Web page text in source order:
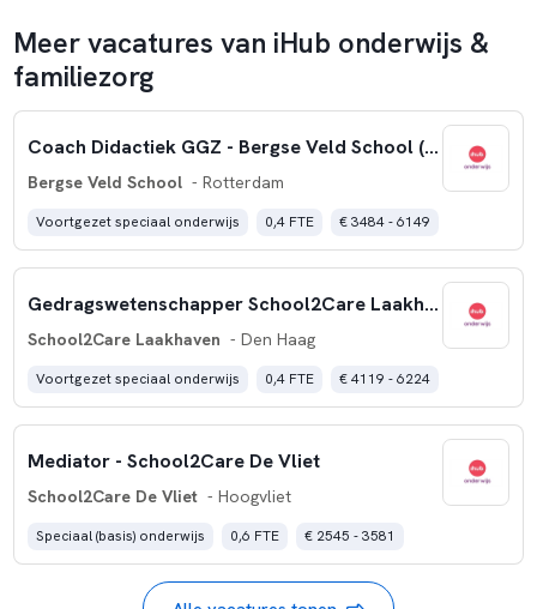
Meer vacatures van iHub onderwijs &
familiezorg
Coach Didactiek GGZ - Bergse Veld School (16 uur)
Bergse Veld School - Rotterdam
Voortgezet speciaal onderwijs 0,4 FTE € 3484 - 6149
Gedragswetenschapper School2Care Laakhaven
School2Care Laakhaven - Den Haag
Voortgezet speciaal onderwijs 0,4 FTE € 4119 - 6224
Mediator - School2Care De Vliet
School2Care De Vliet - Hoogvliet
Speciaal (basis) onderwijs 0,6 FTE € 2545 - 3581